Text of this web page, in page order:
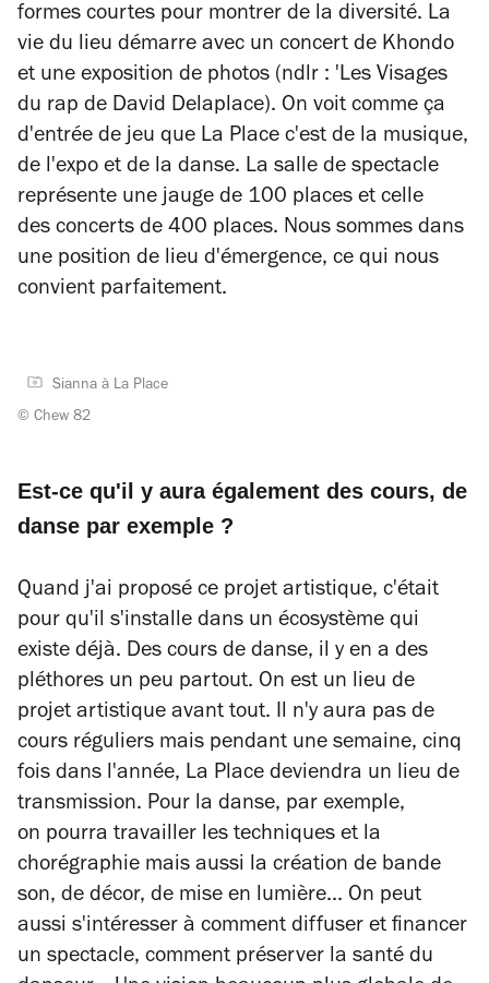
formes courtes pour montrer de la diversité. La
vie du lieu démarre avec un concert de Khondo
et une exposition de photos (ndlr : 'Les Visages
du rap de David Delaplace). On voit comme ça
d'entrée de jeu que La Place c'est de la musique,
de l'expo et de la danse. La salle de spectacle
représente une jauge de 100 places et celle
des concerts de 400 places. Nous sommes dans
une position de lieu d'émergence, ce qui nous
convient parfaitement.
Sianna à La Place
© Chew 82
Est-ce qu'il y aura également des cours, de
danse par exemple ?
Quand j'ai proposé ce projet artistique, c'était
pour qu'il s'installe dans un écosystème qui
existe déjà. Des cours de danse, il y en a des
pléthores un peu partout. On est un lieu de
projet artistique avant tout. Il n'y aura pas de
cours réguliers mais pendant une semaine, cinq
fois dans l'année, La Place deviendra un lieu de
transmission. Pour la danse, par exemple,
on pourra travailler les techniques et la
chorégraphie mais aussi la création de bande
son, de décor, de mise en lumière... On peut
aussi s'intéresser à comment diffuser et financer
un spectacle, comment préserver la santé du